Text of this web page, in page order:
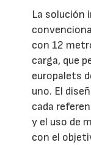
La solución
con 12
carga, que
europalets
uno. El
cada
y el uso de
con el